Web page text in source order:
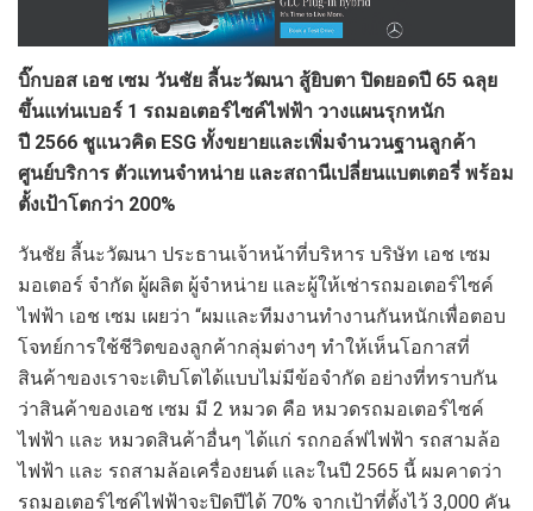
บิ๊กบอส เอช เซม วันชัย ลี้นะวัฒนา สู้ยิบตา ปิดยอดปี 65 ฉลุย
ขึ้นแท่นเบอร์ 1 รถมอเตอร์ไซค์ไฟฟ้า วางแผนรุกหนัก
ปี 2566 ชูแนวคิด ESG ทั้งขยายและเพิ่มจำนวนฐานลูกค้า
ศูนย์บริการ ตัวแทนจำหน่าย และสถานีเปลี่ยนแบตเตอรี่ พร้อม
ตั้งเป้าโตกว่า 200%
วันชัย ลี้นะวัฒนา ประธานเจ้าหน้าที่บริหาร บริษัท เอช เซม
มอเตอร์ จำกัด ผู้ผลิต ผู้จำหน่าย และผู้ให้เช่ารถมอเตอร์ไซค์
ไฟฟ้า เอช เซม เผยว่า “ผมและทีมงานทำงานกันหนักเพื่อตอบ
โจทย์การใช้ชีวิตของลูกค้ากลุ่มต่างๆ ทำให้เห็นโอกาสที่
สินค้าของเราจะเติบโตได้แบบไม่มีข้อจำกัด อย่างที่ทราบกัน
ว่าสินค้าของเอช เซม มี 2 หมวด คือ หมวดรถมอเตอร์ไซค์
ไฟฟ้า และ หมวดสินค้าอื่นๆ ได้แก่ รถกอล์ฟไฟฟ้า รถสามล้อ
ไฟฟ้า และ รถสามล้อเครื่องยนต์ และในปี 2565 นี้ ผมคาดว่า
รถมอเตอร์ไซค์ไฟฟ้าจะปิดปีได้ 70% จากเป้าที่ตั้งไว้ 3,000 คัน